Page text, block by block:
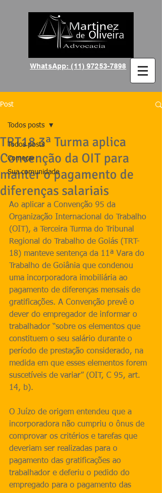
WhatsApp: (11) 97253-7898
Post
Todos posts
Começar
Sua comunidade
Todos posts
TRT18 3ª Turma aplica
Convenção da OIT para
manter o pagamento de
diferenças salariais
Ao aplicar a Convenção 95 da
Organização Internacional do Trabalho
(OIT), a Terceira Turma do Tribunal
Regional do Trabalho de Goiás (TRT-
18) manteve sentença da 11ª Vara do
Trabalho de Goiânia que condenou
uma incorporadora imobiliária ao
pagamento de diferenças mensais de
gratificações. A Convenção prevê o
dever do empregador de informar o
trabalhador “sobre os elementos que
constituem o seu salário durante o
período de prestação considerado, na
medida em que esses elementos forem
suscetíveis de variar” (OIT, C 95, art.
14, b).
O Juízo de origem entendeu que a
incorporadora não cumpriu o ônus de
comprovar os critérios e tarefas que
deveriam ser realizadas para o
pagamento das gratificações ao
trabalhador e deferiu o pedido do
empregado para o pagamento das